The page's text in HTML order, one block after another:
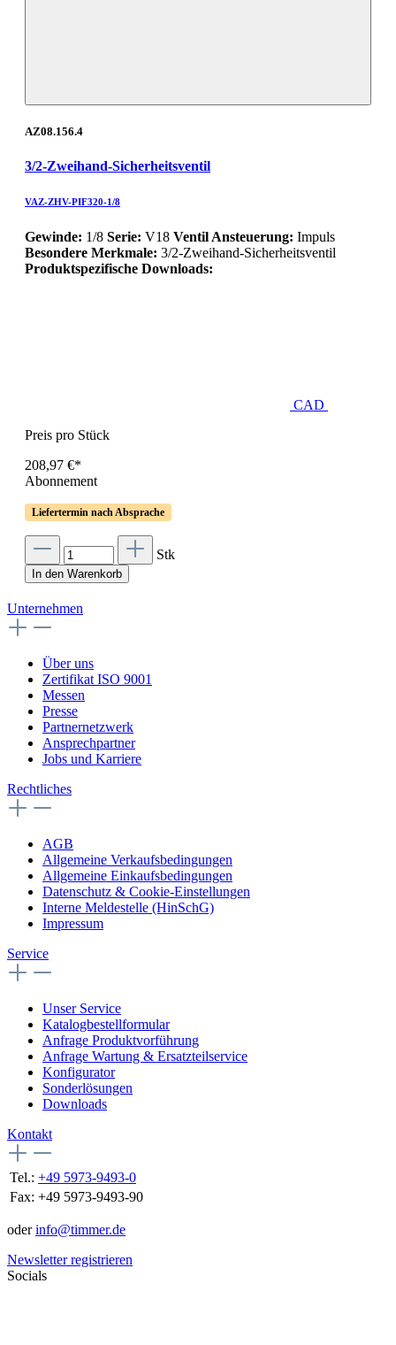
AZ08.156.4
3/2-Zweihand-Sicherheitsventil
VAZ-ZHV-PIF320-1/8
Gewinde: 1/8 Serie: V18 Ventil Ansteuerung: Impuls
Besondere Merkmale: 3/2-Zweihand-Sicherheitsventil
Produktspezifische Downloads:
CAD
Preis pro Stück
208,97 €*
Abonnement
Liefertermin nach Absprache
Stk
In den Warenkorb
Unternehmen
Über uns
Zertifikat ISO 9001
Messen
Presse
Partnernetzwerk
Ansprechpartner
Jobs und Karriere
Rechtliches
AGB
Allgemeine Verkaufsbedingungen
Allgemeine Einkaufsbedingungen
Datenschutz & Cookie-Einstellungen
Interne Meldestelle (HinSchG)
Impressum
Service
Unser Service
Katalogbestellformular
Anfrage Produktvorführung
Anfrage Wartung & Ersatzteilservice
Konfigurator
Sonderlösungen
Downloads
Kontakt
Tel.: +49 5973-9493-0
Fax: +49 5973-9493-90
oderinfo@timmer.de
Newsletter registrieren
Socials